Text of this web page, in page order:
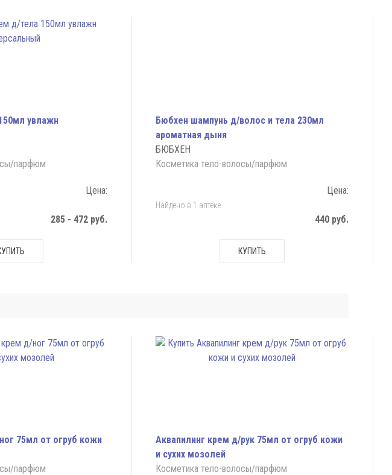
увлажн
парфюм
Цена:
285 - 472 руб.
Бюбхен шампунь д/волос и тела 230мл
ароматная дыня
БЮБХЕН
Косметика тело-волосы/парфюм
Цена:
Найдено в 1 аптеке
440 руб.
КУПИТЬ
75мл от огруб кожи
парфюм
Аквапилинг крем д/рук 75мл от огруб кожи
и сухих мозолей
Косметика тело-волосы/парфюм